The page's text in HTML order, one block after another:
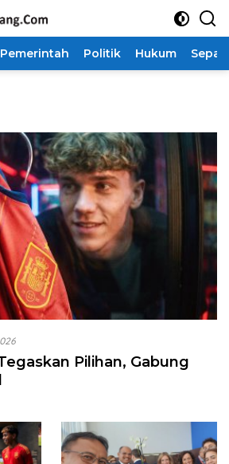
Pemerintah Politik Hukum
Pilihan, Gabung